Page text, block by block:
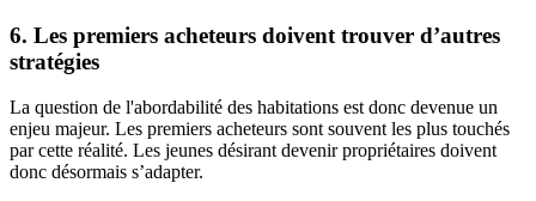
6. Les premiers acheteurs doivent trouver d’autres
stratégies
La question de l'abordabilité des habitations est donc devenue un
enjeu majeur. Les premiers acheteurs sont souvent les plus touchés
par cette réalité. Les jeunes désirant devenir propriétaires doivent
donc désormais s’adapter.